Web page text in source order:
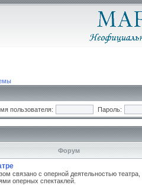
пользователя: Пароль:
Форум
связано с оперной деятельностью
оперных спектаклей.